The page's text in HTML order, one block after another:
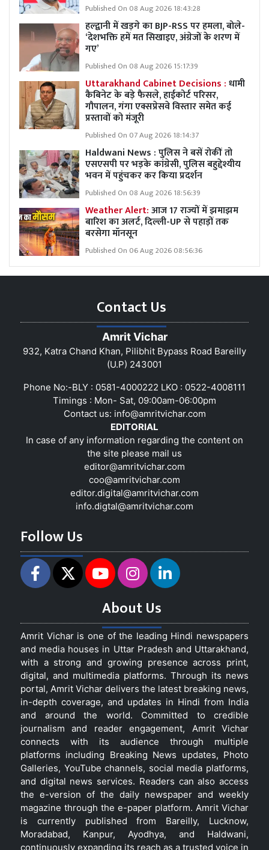
Published On 08 Aug 2026 18:43:28
हल्द्वानी में खड़गे का BJP-RSS पर हमला, बोले-
‘देशभक्ति हमें मत सिखाइए, अंग्रेजों के शरण में
गए’
Published On 08 Aug 2026 15:17:39
Uttarakhand Cabinet Decisions :धामी
कैबिनेट के बड़े फैसले, हाईकोर्ट परिसर,
गौपालन, गंगा एक्सप्रेसवे विस्तार समेत कई
प्रस्तावों को मंजूरी
Published On 07 Aug 2026 18:14:37
Haldwani News : पुलिस ने बसें रोकीं तो
एसएसपी पर भड़के कांग्रेसी, पुलिस बहुद्देश्यीय
भवन में पहुंचकर कर किया प्रदर्शन
Published On 08 Aug 2026 18:56:39
Weather Alert:आज 17 राज्यों में झमाझम
बारिश का अलर्ट, दिल्ली-UP से पहाड़ों तक
बरसेगा मॉनसून
Published On 06 Aug 2026 08:56:36
Contact Us
Amrit Vichar
932, Katra Chand Khan, Pilibhit Bypass Road Bareilly
(U.P) 243001
Phone No:-BLY : 0581-4000222 LKO : 0522-4008111
Timings : Mon- Sat, 09:00am-06:00pm
Contact us: info@amritvichar.com
EDITORIAL
In case of any information regarding the content on
the site please mail us
editor@amritvichar.com
coo@amritvichar.com
editor.digital@amritvichar.com
info.digtal@amritvichar.com
Follow Us
About Us
Amrit Vichar is one of the leading Hindi newspapers
and media houses in Uttar Pradesh and Uttarakhand,
with a strong and growing presence across print,
digital, and multimedia platforms. Through its news
portal, Amrit Vichar delivers the latest breaking news,
in-depth coverage, and updates in Hindi from India
and around the world. Committed to credible
journalism and reader engagement, Amrit Vichar
connects with its audience through multiple
platforms including Breaking News updates, Photo
Galleries, YouTube channels, social media platforms,
and digital news services. Readers can also access
the e-version of the daily newspaper and weekly
magazine through the e-paper platform. Amrit Vichar
is currently published from Bareilly, Lucknow,
Moradabad, Kanpur, Ayodhya, and Haldwani,
continuously expanding its reach as a trusted voice in